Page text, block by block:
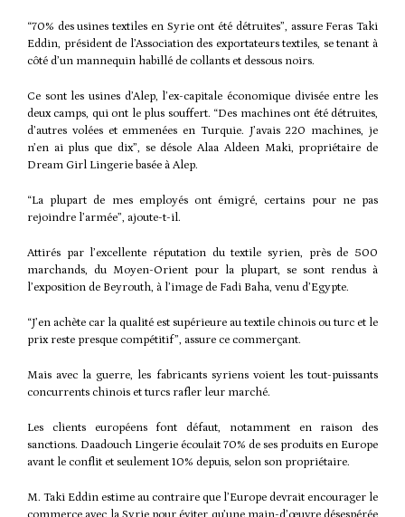
“70% des usines textiles en Syrie ont été détruites”, assure Feras Taki
Eddin, président de l’Association des exportateurs textiles, se tenant à
côté d’un mannequin habillé de collants et dessous noirs.
Ce sont les usines d’Alep, l’ex-capitale économique divisée entre les
deux camps, qui ont le plus souffert. “Des machines ont été détruites,
d’autres volées et emmenées en Turquie. J’avais 220 machines, je
n’en ai plus que dix”, se désole Alaa Aldeen Maki, propriétaire de
Dream Girl Lingerie basée à Alep.
“La plupart de mes employés ont émigré, certains pour ne pas
rejoindre l’armée”, ajoute-t-il.
Attirés par l’excellente réputation du textile syrien, près de 500
marchands, du Moyen-Orient pour la plupart, se sont rendus à
l’exposition de Beyrouth, à l’image de Fadi Baha, venu d’Egypte.
“J’en achète car la qualité est supérieure au textile chinois ou turc et le
prix reste presque compétitif”, assure ce commerçant.
Mais avec la guerre, les fabricants syriens voient les tout-puissants
concurrents chinois et turcs rafler leur marché.
Les clients européens font défaut, notamment en raison des
sanctions. Daadouch Lingerie écoulait 70% de ses produits en Europe
avant le conflit et seulement 10% depuis, selon son propriétaire.
M. Taki Eddin estime au contraire que l’Europe devrait encourager le